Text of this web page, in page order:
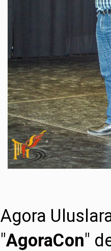
Agora
"AgoraCon"